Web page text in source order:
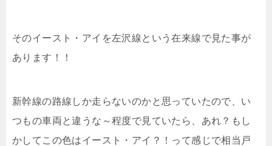
そのイースト・アイを左沢線という在来線で見た事が
あります！！
新幹線の路線しか走らないのかと思っていたので、い
つもの車両と違うな～程度で見ていたら、あれ？もし
かしてこの色はイースト・アイ？！って感じで相当戸